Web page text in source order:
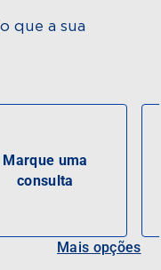
que a sua
Marque uma
consulta
Mais opções